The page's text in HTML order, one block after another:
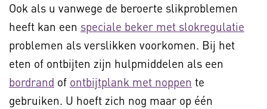
Ook als u vanwege de beroerte slikproblemen
heeft kan een speciale beker met slokregulatie
problemen als verslikken voorkomen. Bij het
eten of ontbijten zijn hulpmiddelen als een
bordrand of ontbijtplank met noppen te
gebruiken. U hoeft zich nog maar op één